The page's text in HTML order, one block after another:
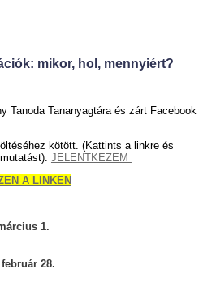
mikor, hol, mennyiért?
Tanoda Tananyagtára és zárt Facebook
kötött. (Kattints a linkre és
JELENTKEZEM
A LINKEN
1.
28.